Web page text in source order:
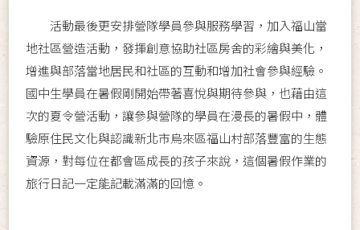
活動最後更安排營隊學員參與服務學習，加入福山當
地社區營造活動，發揮創意協助社區房舍的彩繪與美化，
增進與部落當地居民和社區的互動和增加社會參與經驗。
國中生學員在暑假剛開始帶著喜悅與期待參與，也藉由這
次的夏令營活動，讓參與營隊的學員在漫長的暑假中，體
驗原住民文化與認識新北市烏來區福山村部落豐富的生態
資源，對每位在都會區成長的孩子來說，這個暑假作業的
旅行日記一定能記載滿滿的回憶。